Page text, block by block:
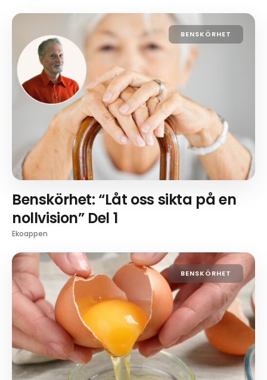
BENSKÖRHET
Benskörhet: “Låt oss sikta på en
nollvision” Del 1
Ekoappen
BENSKÖRHET